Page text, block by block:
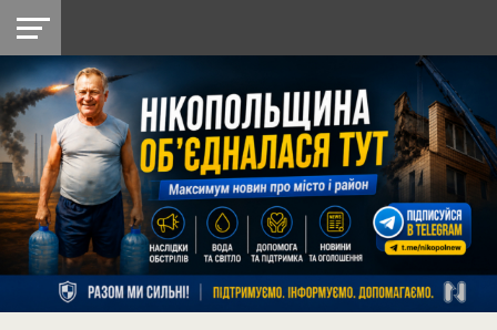
НІКОПОЛЬ
РАЙОН
СІЧЕСЛАВСЬКА
УКРАЇНА
РЕТРО
НІКОПОЛЬ
ЛАЙТ
УКРАЇНА
ДОПОМОГА
РАДІО